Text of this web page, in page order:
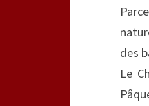
des
Le